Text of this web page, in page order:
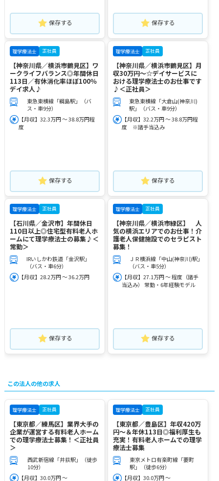
保存する 保存する
理学療法士 正社員
【神奈川県／横浜市鶴見区】ワ
ークライフバランス◎年間休日
113日／有休消化率ほぼ100％
デイ求人♪
東急東横線「綱島駅」（バ
ス・車9分）
【月収】32.3万円 ～ 38.8万円程
度
保存する
理学療法士 正社員
【神奈川県／横浜市鶴見区】月
収30万円～☆デイサービスに
おける理学療法士のお仕事です
♪＜正社員＞
東急東横線「大倉山(神奈川)
駅」（バス・車9分）
【月収】32.2万円 ～ 38.8万円程
度 ※諸手当込み
保存する
理学療法士 正社員
【石川県／金沢市】年間休日
110日以上◎住宅型有料老人ホ
ームにて理学療法士の募集♪＜
常勤＞
IRいしかわ鉄道「金沢駅」
（バス・車6分）
【月収】28.2万円 ～ 36.2万円
保存する
理学療法士 正社員
【神奈川県／横浜市緑区】 人
気の横浜エリアでのお仕事！介
護老人保健施設でのセラピスト
募集！
ＪＲ横浜線「中山(神奈川)駅」
（バス・車5分）
【月収】27.1万円 ～ 程度（諸手
当込み） 常勤・6年経験モデル
保存する
この法人の他の求人
理学療法士 正社員
【東京都／練馬区】業界大手の
企業が運営する有料老人ホーム
での理学療法士募集！＜正社員
＞
西武新宿線「井荻駅」（徒歩
10分）
【月収】30.0万円 ～
理学療法士 正社員
【東京都／豊島区】年収420万
円～＆年休113日◎福利厚生も
充実！有料老人ホームでの理学
療法士募集
東京メトロ有楽町線「要町
駅」（徒歩6分）
【月収】30.0万円 ～